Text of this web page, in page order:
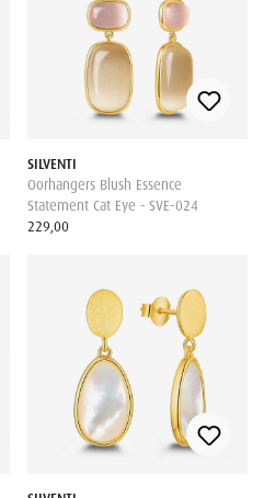
SILVENTI
Oorhangers Blush Essence
Statement Cat Eye - SVE-024
229,00